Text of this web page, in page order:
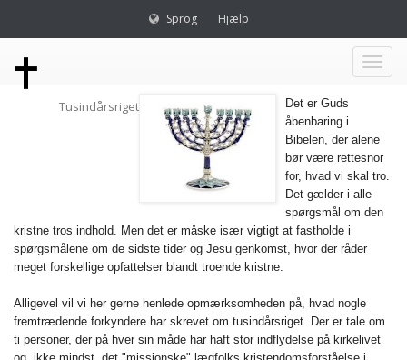
Sprog Hjælp
Toggle
Tusindårsriget
Det er Guds
åbenbaring i
Bibelen, der alene
bør være rettesnor
for, hvad vi skal tro.
Det gælder i alle
spørgsmål om den
kristne tros indhold. Men det er måske især vigtigt at fastholde i
spørgsmålene om de sidste tider og Jesu genkomst, hvor der råder
meget forskellige opfattelser blandt troende kristne.
Alligevel vil vi her gerne henlede opmærksomheden på, hvad nogle
fremtrædende forkyndere har skrevet om tusindårsriget. Der er tale om
ti personer, der på hver sin måde har haft stor indflydelse på kirkelivet